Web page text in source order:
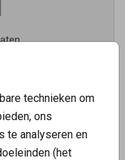
technieken om
ons
te analyseren en
(het